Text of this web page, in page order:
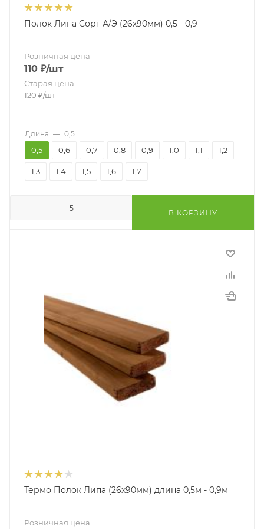
Полок Липа Сорт А/Э (26х90мм) 0,5 - 0,9
Розничная цена
110 ₽/шт
Старая цена
120₽/шт
В КОРЗИНУ
Длина — 0,5
0,5 0,6 0,7 0,8 0,9 1,0 1,1 1,2
1,3 1,4 1,5 1,6 1,7
Термо Полок Липа (26х90мм) длина 0,5м - 0,9м
Розничная цена